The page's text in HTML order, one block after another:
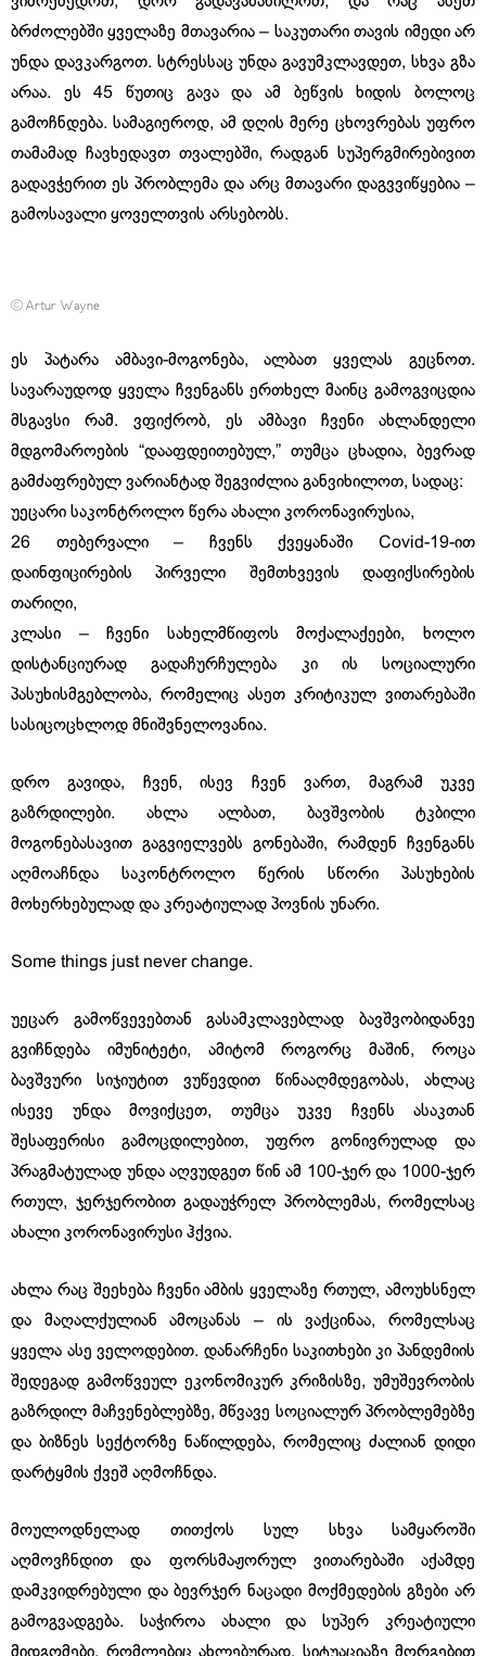
ბრძოლებში ყველაზე მთავარია – საკუთარი თავის იმედი არ
უნდა დავკარგოთ. სტრესსაც უნდა გავუმკლავდეთ, სხვა გზა
არაა. ეს 45 წუთიც გავა და ამ ბეწვის ხიდის ბოლოც
გამოჩნდება. სამაგიეროდ, ამ დღის მერე ცხოვრებას უფრო
თამამად ჩავხედავთ თვალებში, რადგან სუპერგმირებივით
გადავჭერით ეს პრობლემა და არც მთავარი დაგვვიწყებია –
გამოსავალი ყოველთვის არსებობს.
© Artur Wayne
ეს პატარა ამბავი-მოგონება, ალბათ ყველას გეცნოთ.
სავარაუდოდ ყველა ჩვენგანს ერთხელ მაინც გამოგვიცდია
მსგავსი რამ. ვფიქრობ, ეს ამბავი ჩვენი ახლანდელი
მდგომაროების “დააფდეითებულ,” თუმცა ცხადია, ბევრად
გამძაფრებულ ვარიანტად შეგვიძლია განვიხილოთ, სადაც:
უეცარი საკონტროლო წერა ახალი კორონავირუსია,
26 თებერვალი – ჩვენს ქვეყანაში Covid-19-ით
დაინფიცირების პირველი შემთხვევის დაფიქსირების
თარიღი,
კლასი – ჩვენი სახელმწიფოს მოქალაქეები, ხოლო
დისტანციურად გადაჩურჩულება კი ის სოციალური
პასუხისმგებლობა, რომელიც ასეთ კრიტიკულ ვითარებაში
სასიცოცხლოდ მნიშვნელოვანია.
დრო გავიდა, ჩვენ, ისევ ჩვენ ვართ, მაგრამ უკვე
გაზრდილები. ახლა ალბათ, ბავშვობის ტკბილი
მოგონებასავით გაგვიელვებს გონებაში, რამდენ ჩვენგანს
აღმოაჩნდა საკონტროლო წერის სწორი პასუხების
მოხერხებულად და კრეატიულად პოვნის უნარი.
Some things just never change.
უეცარ გამოწვევებთან გასამკლავებლად ბავშვობიდანვე
გვიჩნდება იმუნიტეტი, ამიტომ როგორც მაშინ, როცა
ბავშვური სიჯიუტით ვუწევდით წინააღმდეგობას, ახლაც
ისევე უნდა მოვიქცეთ, თუმცა უკვე ჩვენს ასაკთან
შესაფერისი გამოცდილებით, უფრო გონივრულად და
პრაგმატულად უნდა აღვუდგეთ წინ ამ 100-ჯერ და 1000-ჯერ
რთულ, ჯერჯერობით გადაუჭრელ პრობლემას, რომელსაც
ახალი კორონავირუსი ჰქვია.
ახლა რაც შეეხება ჩვენი ამბის ყველაზე რთულ, ამოუხსნელ
და მაღალქულიან ამოცანას – ის ვაქცინაა, რომელსაც
ყველა ასე ველოდებით. დანარჩენი საკითხები კი პანდემიის
შედეგად გამოწვეულ ეკონომიკურ კრიზისზე, უმუშევრობის
გაზრდილ მაჩვენებლებზე, მწვავე სოციალურ პრობლემებზე
და ბიზნეს სექტორზე ნაწილდება, რომელიც ძალიან დიდი
დარტყმის ქვეშ აღმოჩნდა.
მოულოდნელად თითქოს სულ სხვა სამყაროში
აღმოვჩნდით და ფორსმაჟორულ ვითარებაში აქამდე
დამკვიდრებული და ბევრჯერ ნაცადი მოქმედების გზები არ
გამოგვადგება. საჭიროა ახალი და სუპერ კრეატიული
მიდგომები, რომლებიც ახლებურად, სიტუაციაზე მორგებით